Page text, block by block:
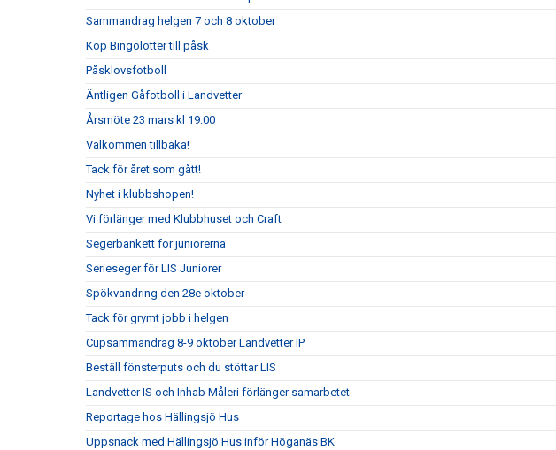
Sammandrag helgen 7 och 8 oktober
Köp Bingolotter till påsk
Påsklovsfotboll
Äntligen Gåfotboll i Landvetter
Årsmöte 23 mars kl 19:00
Välkommen tillbaka!
Tack för året som gått!
Nyhet i klubbshopen!
Vi förlänger med Klubbhuset och Craft
Segerbankett för juniorerna
Serieseger för LIS Juniorer
Spökvandring den 28e oktober
Tack för grymt jobb i helgen
Cupsammandrag 8-9 oktober Landvetter IP
Beställ fönsterputs och du stöttar LIS
Landvetter IS och Inhab Måleri förlänger samarbetet
Reportage hos Hällingsjö Hus
Uppsnack med Hällingsjö Hus inför Höganäs BK